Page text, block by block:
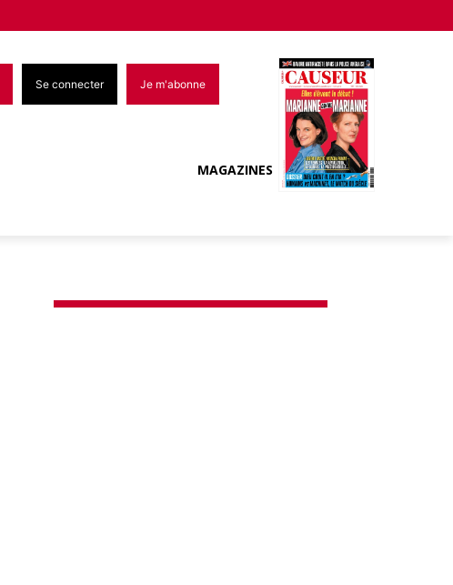
Se connecter Je m'abonne
MAGAZINES